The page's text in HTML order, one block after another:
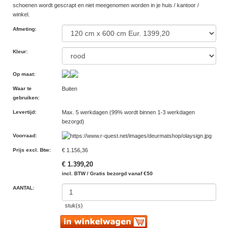
schoenen wordt gescrapt en niet meegenomen worden in je huis / kantoor /
winkel.
Afmeting:
Kleur:
Op maat:
Waar te
gebruiken:
Buiten
Levertijd :
Max. 5 werkdagen (99% wordt binnen 1-3 werkdagen
bezorgd)
Voorraad :
Prijs excl. Btw: € 1.156,36
€ 1.399,20
incl. BTW / Gratis bezorgd vanaf €50
AANTAL:
stuk(s)